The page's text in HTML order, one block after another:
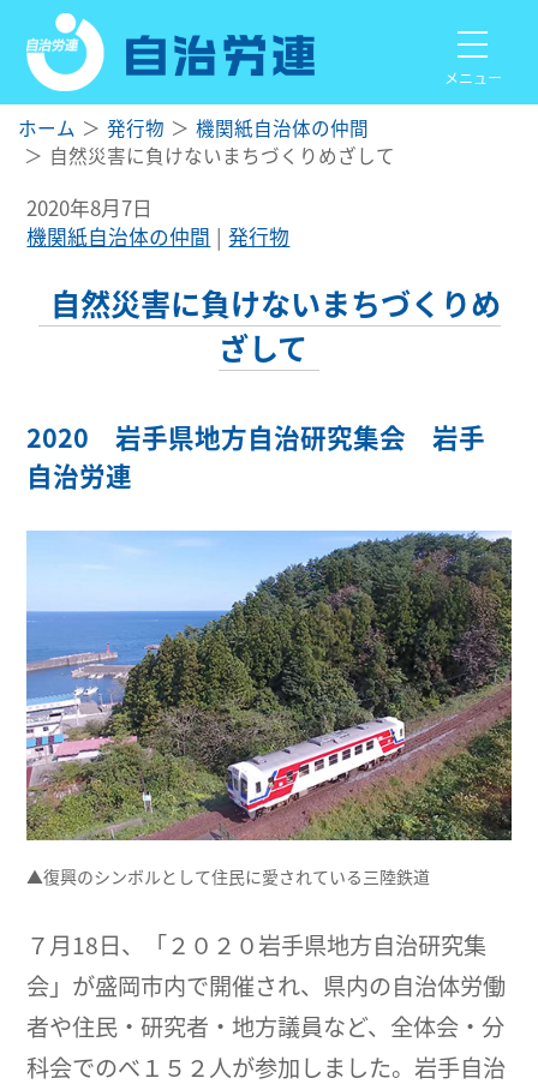
メニュー
ホーム 発行物
機関紙自治体の仲間
自然災害に負けないまちづくりめざして
2020年8月7日
機関紙自治体の仲間
発行物
自然災害に負けないまちづくりめ
ざして
2020 岩手県地方自治研究集会 岩手
自治労連
▲復興のシンボルとして住民に愛されている三陸鉄道
７月18日、「２０２０岩手県地方自治研究集
会」が盛岡市内で開催され、県内の自治体労働
者や住民・研究者・地方議員など、全体会・分
科会でのべ１５２人が参加しました。岩手自治